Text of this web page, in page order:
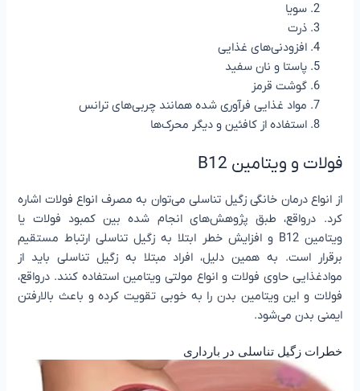
سویا
ذرت
افزودنی‌های غذایی
پاستا و نان سفید
گوشت قرمز
مواد غذایی فرآوری شده همانند چربی‌های ترانس
استفاده از کافئین و دیگر محرک‌ها
فولات و ویتامین B12
از انواع درمان خانگی زگیل تناسلی می‌توان به مصرف انواع فولات اشاره
کرد. درواقع، طبق پژوهش‌های انجام شده بین کمبود فولات یا
ویتامین B12 و افزایش خطر ابتلا به زگیل تناسلی ارتباط مستقیم
برقرار است. به همین دلیل، افراد مبتلا به زگیل تناسلی باید از
موادغذایی حاوی فولات و انواع مولتی ویتامین استفاده کنند. درواقع،
فولات و این ویتامین بدن را به خوبی تقویت کرده و باعث بالارفتن
ایمنی بدن می‌شود.
خطرات زگیل تناسلی در بارداری